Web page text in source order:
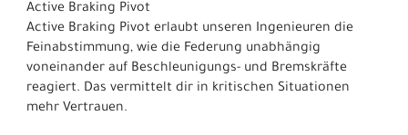
Active Braking Pivot
Active Braking Pivot erlaubt unseren Ingenieuren die
Feinabstimmung, wie die Federung unabhängig
voneinander auf Beschleunigungs- und Bremskräfte
reagiert. Das vermittelt dir in kritischen Situationen
mehr Vertrauen.